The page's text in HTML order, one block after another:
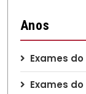
Anos
Exames
Exames